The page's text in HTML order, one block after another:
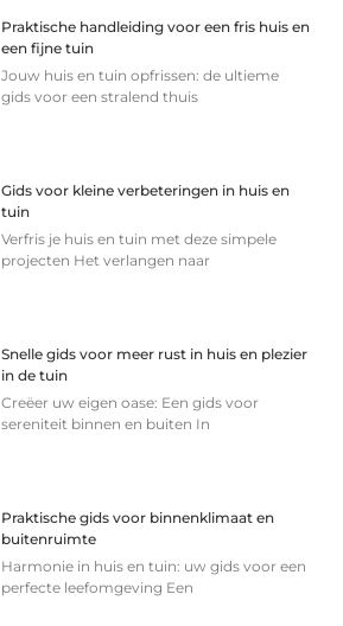
Praktische handleiding voor een fris huis en
een fijne tuin
Jouw huis en tuin opfrissen: de ultieme
gids voor een stralend thuis
Gids voor kleine verbeteringen in huis en
tuin
Verfris je huis en tuin met deze simpele
projecten Het verlangen naar
Snelle gids voor meer rust in huis en plezier
in de tuin
Creëer uw eigen oase: Een gids voor
sereniteit binnen en buiten In
Praktische gids voor binnenklimaat en
buitenruimte
Harmonie in huis en tuin: uw gids voor een
perfecte leefomgeving Een